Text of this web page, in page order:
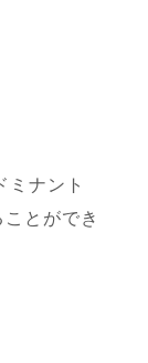
ミナント
とができ